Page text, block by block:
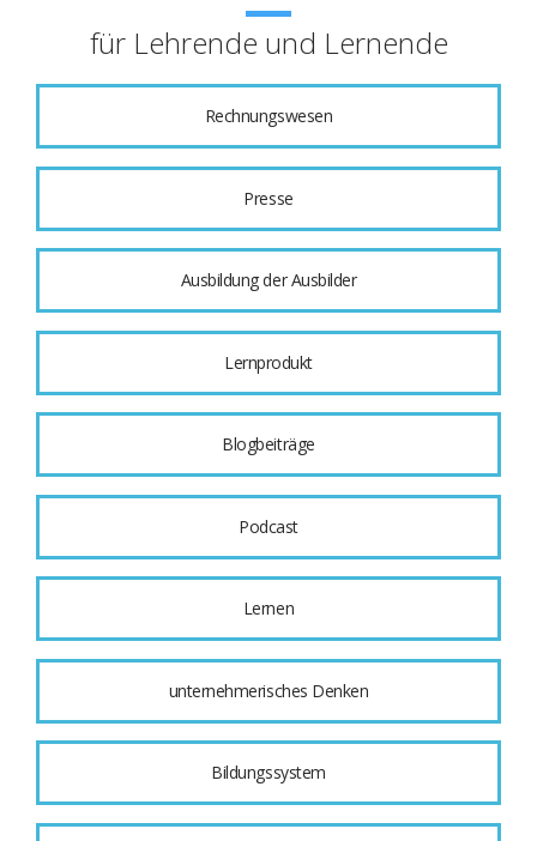
für Lehrende und Lernende
Rechnungswesen
Presse
Ausbildung der Ausbilder
Lernprodukt
Blogbeiträge
Podcast
Lernen
unternehmerisches Denken
Bildungssystem